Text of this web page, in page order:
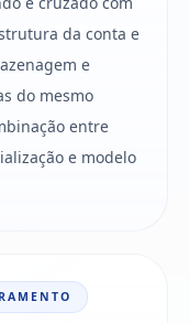
da conta e
e
do mesmo
entre
e modelo